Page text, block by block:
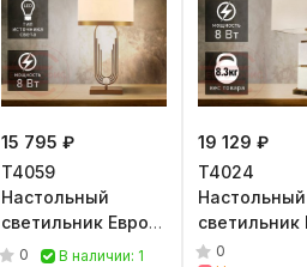
15 795 ₽
T4059
Настольный
светильник Евро
Офис
0
В наличии: 1
19 129 ₽
T4024
Настольный
светильник
Офис
0